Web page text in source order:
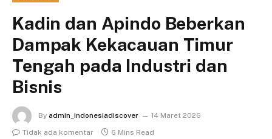
Kadin dan Apindo Beberkan
Dampak Kekacauan Timur
Tengah pada Industri dan
Bisnis
By admin_indonesiadiscover
14 Maret 2026
Tidak ada komentar
6 Mins Read